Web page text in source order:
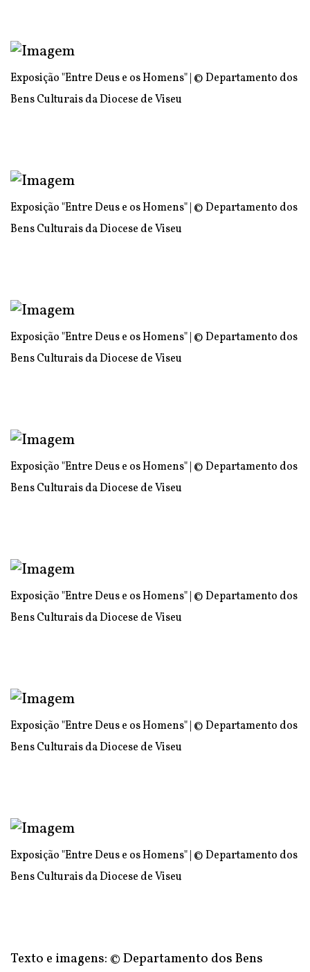
Exposição "Entre Deus e os Homens" | © Departamento dos
Bens Culturais da Diocese de Viseu
Exposição "Entre Deus e os Homens" | © Departamento dos
Bens Culturais da Diocese de Viseu
Exposição "Entre Deus e os Homens" | © Departamento dos
Bens Culturais da Diocese de Viseu
Exposição "Entre Deus e os Homens" | © Departamento dos
Bens Culturais da Diocese de Viseu
Exposição "Entre Deus e os Homens" | © Departamento dos
Bens Culturais da Diocese de Viseu
Exposição "Entre Deus e os Homens" | © Departamento dos
Bens Culturais da Diocese de Viseu
Exposição "Entre Deus e os Homens" | © Departamento dos
Bens Culturais da Diocese de Viseu
Texto e imagens: © Departamento dos Bens